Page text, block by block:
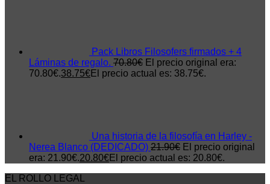
Pack Libros Filosofers firmados + 4
Láminas de regalo. 70.80€ El precio original era:
70.80€.38.75€El precio actual es: 38.75€.
Una historia de la filosofía en Harley -
Nerea Blanco (DEDICADO) 21.90€ El precio original
era: 21.90€.20.80€El precio actual es: 20.80€.
EL ROLLO LEGAL